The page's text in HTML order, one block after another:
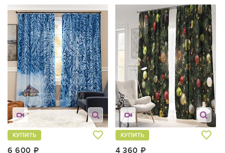
6 600
КУПИТЬ
4 360
КУПИТЬ